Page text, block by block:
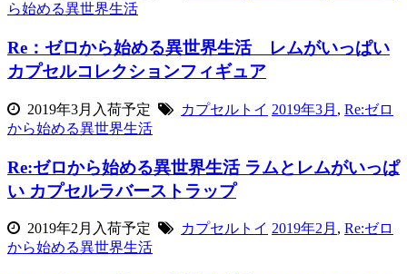
ら始める異世界生活
Re：ゼロから始める異世界生活 レムがいっぱい
カプセルコレクションフィギュア
2019年3月入荷予定 カプセルトイ 2019年3月 , Re:ゼロ
から始める異世界生活
Re:ゼロから始める異世界生活 ラムとレムがいっぱ
い カプセルラバーストラップ
2019年2月入荷予定 カプセルトイ 2019年2月 , Re:ゼロ
から始める異世界生活